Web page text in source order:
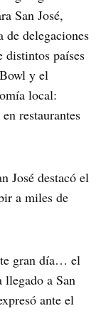
San José,
delegaciones
distintos países
y el
local:
restaurantes
José destacó el
a miles de
gran día… el
llegado a San
ante el